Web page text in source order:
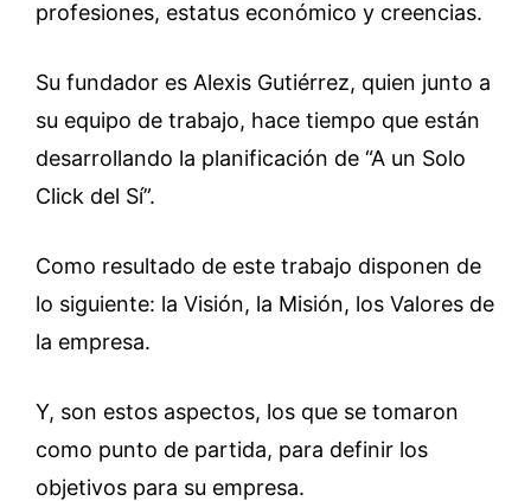
profesiones, estatus económico y creencias.
Su fundador es Alexis Gutiérrez, quien junto a
su equipo de trabajo, hace tiempo que están
desarrollando la planificación de “A un Solo
Click del Sí”.
Como resultado de este trabajo disponen de
lo siguiente: la Visión, la Misión, los Valores de
la empresa.
Y, son estos aspectos, los que se tomaron
como punto de partida, para definir los
objetivos para su empresa.